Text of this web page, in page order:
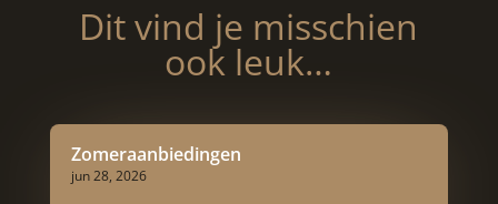
Dit vind je misschien
ook leuk…
Zomeraanbiedingen
jun 28, 2026